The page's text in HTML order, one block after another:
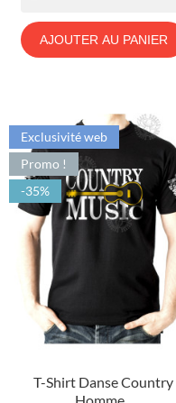
AJOUTER AU PANIER
T-Shirt Danse Country
Exclusivité web
Promo !
-35%